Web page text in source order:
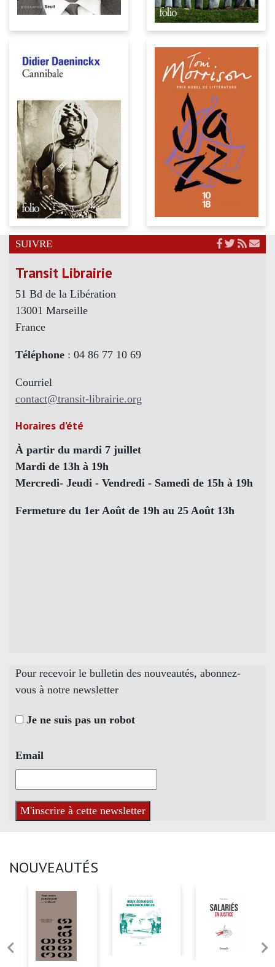
SUIVRE
Transit Librairie
51 Bd de la Libération
13001 Marseille
France
Téléphone : 04 86 77 10 69
Courriel
contact@transit-librairie.org
Horaires d’été
À partir du mardi 7 juillet
Mardi de 13h à 19h
Mercredi- Jeudi - Vendredi - Samedi de 15h à 19h
Fermeture du 1er Août de 19h au 25 Août 13h
Pour recevoir le bulletin des nouveautés, abonnez-
vous à notre newsletter
Je ne suis pas un robot
Email
NOUVEAUTÉS